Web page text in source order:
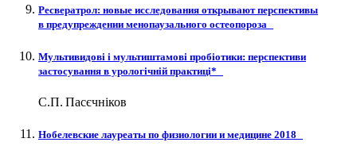
Ресвератрол: новые исследования открывают перспективы
в предупреждении менопаузального остеопороза
Мультивидові і мультиштамові пробіотики: перспективи
застосування в урологічній практиці*
С.П. Пасєчніков
Нобелевские лауреаты по физиологии и медицине 2018